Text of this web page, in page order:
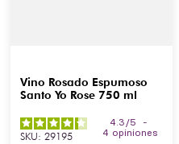
Vino Rosado Espumoso
Santo Yo Rose 750 ml
4.3 /5
-
4 opiniones
SKU: 29195